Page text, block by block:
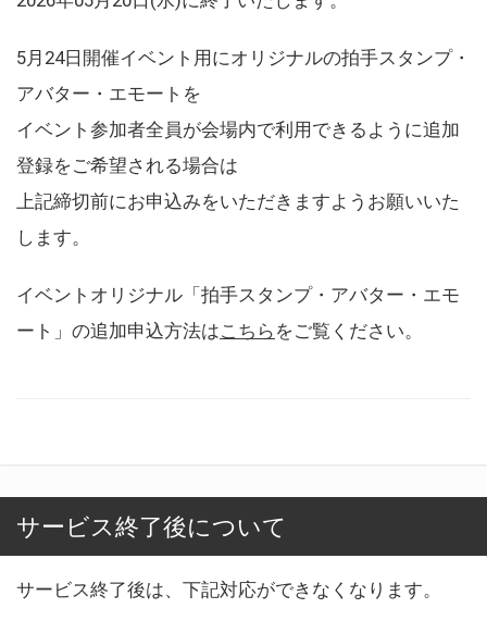
5月24日開催イベント用にオリジナルの拍手スタンプ・
アバター・エモートを
イベント参加者全員が会場内で利用できるように追加
登録をご希望される場合は
上記締切前にお申込みをいただきますようお願いいた
します。
イベントオリジナル「拍手スタンプ・アバター・エモ
ート」の追加申込方法はこちら をご覧ください。
サービス終了後について
サービス終了後は、下記対応ができなくなります。